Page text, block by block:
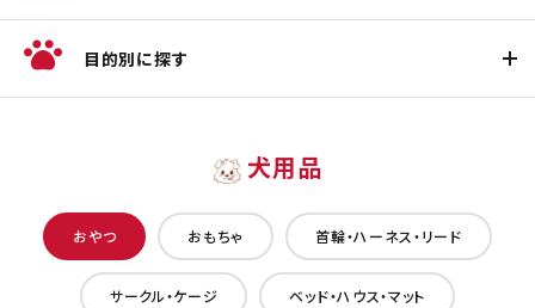
目的別に探す
犬用品
おやつ おもちゃ 首輪・ハーネス・リード
サークル・ケージ ベッド・ハウス・マット